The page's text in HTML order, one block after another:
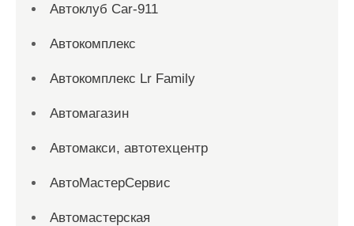
Автоклуб Car-911
Автокомплекс
Автокомплекс Lr Family
Автомагазин
Автомакси, автотехцентр
АвтоМастерСервис
Автомастерская